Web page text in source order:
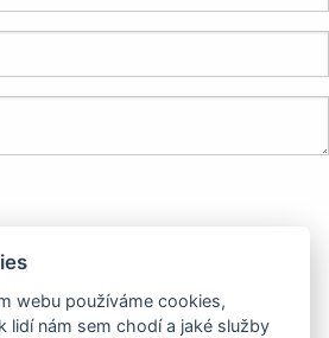
se zpracováním osobních
webu používáme cookies,
lidí nám sem chodí a jaké služby